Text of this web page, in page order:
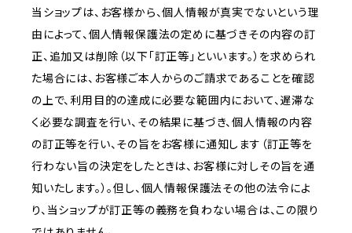
当ショップは、お客様から、個人情報が真実でないという理
由によって、個人情報保護法の定めに基づきその内容の訂
正、追加又は削除（以下「訂正等」といいます。）を求められ
た場合には、お客様ご本人からのご請求であることを確認
の上で、利用目的の達成に必要な範囲内において、遅滞な
く必要な調査を行い、その結果に基づき、個人情報の内容
の訂正等を行い、その旨をお客様に通知します（訂正等を
行わない旨の決定をしたときは、お客様に対しその旨を通
知いたします。）。但し、個人情報保護法その他の法令によ
り、当ショップが訂正等の義務を負わない場合は、この限り